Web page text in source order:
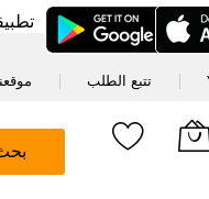
تتبع الطلب